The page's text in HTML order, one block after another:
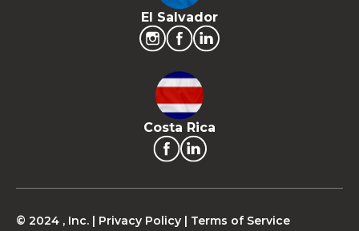
El Salvador
Costa Rica
© 2024 , Inc. | Privacy Policy Terms of Service